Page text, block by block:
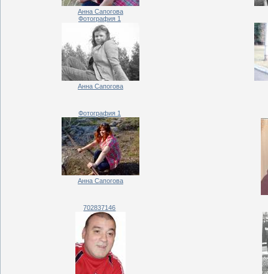
Анна Сапогова
Фотография 1
Анна Сапогова
Фотография 1
Анна Сапогова
702837146